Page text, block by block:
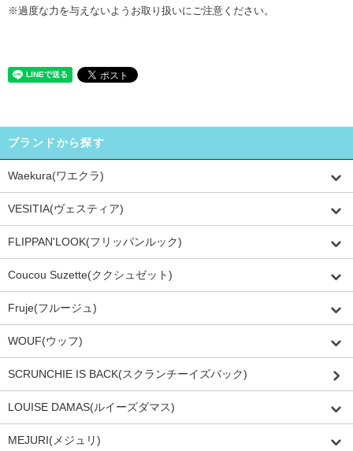
※過度な力を与えないようお取り扱いにご注意ください。
ブランドから探す
Waekura(ワエクラ)
VESITIA(ヴェスティア)
FLIPPAN'LOOK(フリッパンルック)
Coucou Suzette(ククシュゼット)
Fruje(フルージュ)
WOUF(ウッフ)
SCRUNCHIE IS BACK(スクランチーイズバック)
LOUISE DAMAS(ルイーズダマス)
MEJURI(メジュリ)